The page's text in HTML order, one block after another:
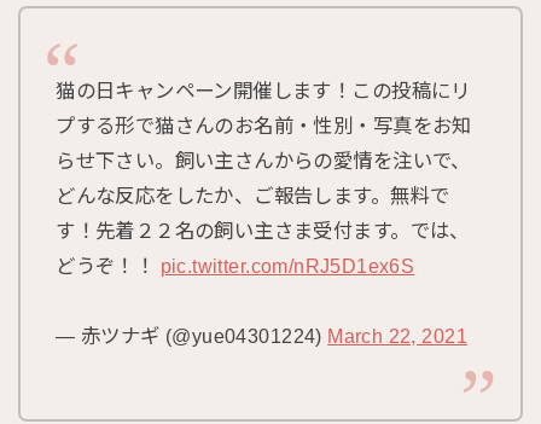
猫の日キャンペーン開催します！この投稿にリ
プする形で猫さんのお名前・性別・写真をお知
らせ下さい。飼い主さんからの愛情を注いで、
どんな反応をしたか、ご報告します。無料で
す！先着２２名の飼い主さま受付ます。では、
どうぞ！！ pic.twitter.com/nRJ5D1ex6S
— 赤ツナギ (@yue04301224) March 22, 2021